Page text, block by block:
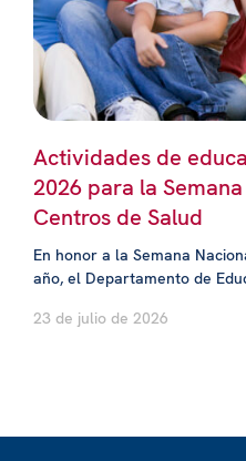
Actividades de
2026 para la
Centros de Salud
En honor a la Semana
año, el Departamento de
23 de julio de 2026